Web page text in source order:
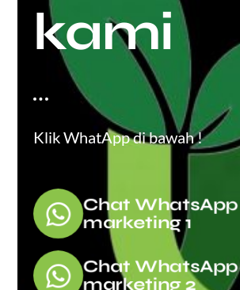
kami
Klik WhatApp di bawah !
Chat WhatsApp
marketing 1
Chat WhatsApp
marketing 2